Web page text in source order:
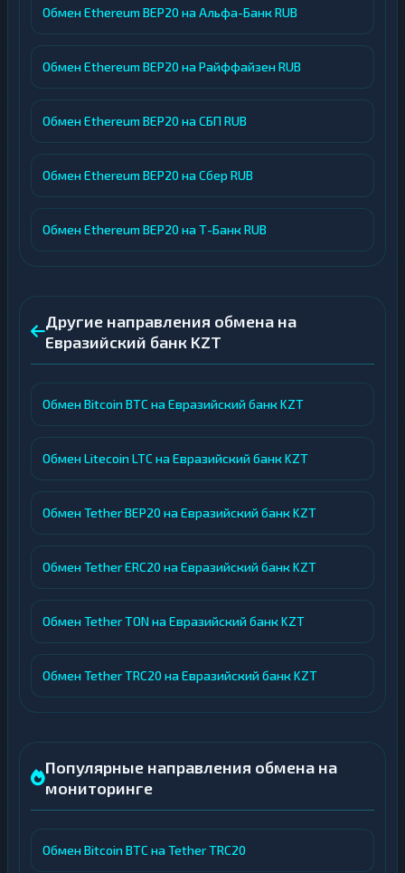
Обмен Ethereum BEP20 на Альфа-Банк RUB
Обмен Ethereum BEP20 на Райффайзен RUB
Обмен Ethereum BEP20 на СБП RUB
Обмен Ethereum BEP20 на Сбер RUB
Обмен Ethereum BEP20 на Т-Банк RUB
Другие направления обмена на
Евразийский банк KZT
Обмен Bitcoin BTC на Евразийский банк KZT
Обмен Litecoin LTC на Евразийский банк KZT
Обмен Tether BEP20 на Евразийский банк KZT
Обмен Tether ERC20 на Евразийский банк KZT
Обмен Tether TON на Евразийский банк KZT
Обмен Tether TRC20 на Евразийский банк KZT
Популярные направления обмена на
мониторинге
Обмен Bitcoin BTC на Tether TRC20